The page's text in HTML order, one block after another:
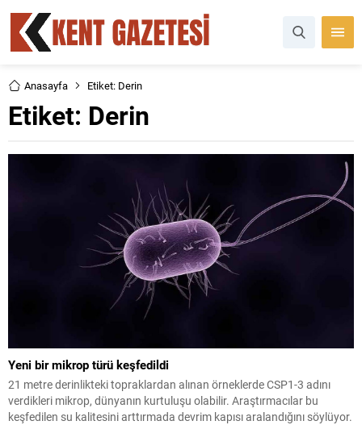
Anasayfa Etiket: Derin
Etiket: Derin
Yeni bir mikrop türü keşfedildi
21 metre derinlikteki topraklardan alınan örneklerde CSP1-3 adını
verdikleri mikrop, dünyanın kurtuluşu olabilir. Araştırmacılar bu
keşfedilen su kalitesini arttırmada devrim kapısı aralandığını söylüyor.